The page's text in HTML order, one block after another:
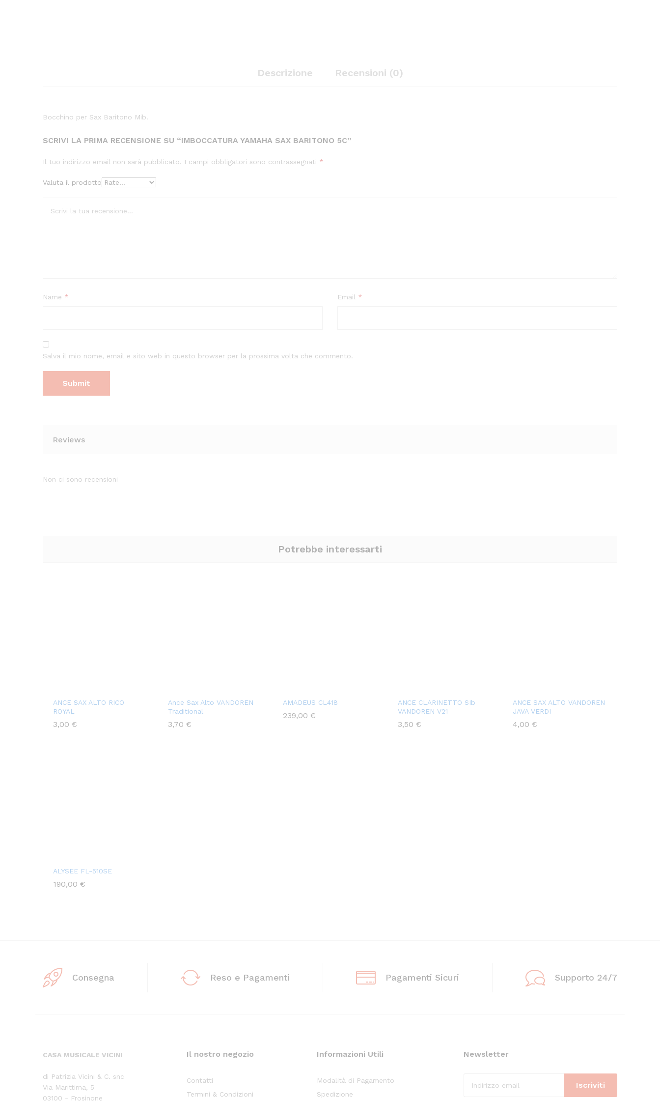
Descrizione Recensioni (0)
Bocchino per Sax Baritono Mib.
SCRIVI LA PRIMA RECENSIONE SU “IMBOCCATURA YAMAHA SAX BARITONO 5C”
Il tuo indirizzo email non sarà pubblicato. I campi obbligatori sono contrassegnati *
Valuta il prodotto
Name * Email *
Salva il mio nome, email e sito web in questo browser per la prossima volta che commento.
Reviews
Non ci sono recensioni
Potrebbe interessarti
ANCE SAX ALTO RICO
ROYAL
3,00 €
Ance Sax Alto VANDOREN
Traditional
3,70 €
AMADEUS CL418
239,00 €
ANCE CLARINETTO SIb
VANDOREN V21
3,50 €
ANCE SAX ALTO VANDOREN
JAVA VERDI
4,00 €
ALYSEE FL-510SE
190,00 €
Consegna Reso e Pagamenti Pagamenti Sicuri Supporto 24/7
CASA MUSICALE VICINI
di Patrizia Vicini & C. snc
Via Marittima, 5
03100 - Frosinone
Il nostro negozio
Contatti
Termini & Condizioni
Informazioni Utili
Modalità di Pagamento
Spedizione
Newsletter